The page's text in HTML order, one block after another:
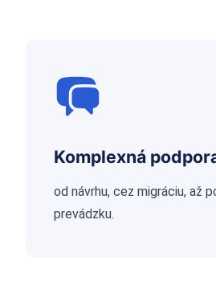
Komplexná
od návrhu, cez migráciu, až
prevádzku.